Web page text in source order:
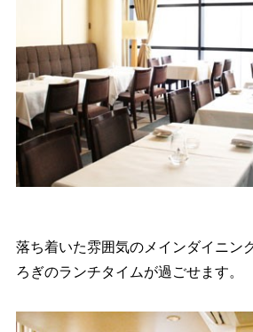
落ち着いた雰囲気のメインダイニン
ろぎのランチタイムが過ごせます。